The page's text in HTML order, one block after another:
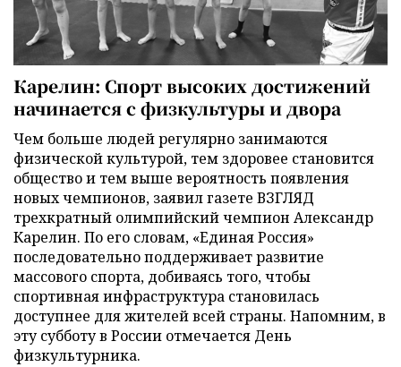
Карелин: Спорт высоких достижений
начинается с физкультуры и двора
Чем больше людей регулярно занимаются
физической культурой, тем здоровее становится
общество и тем выше вероятность появления
новых чемпионов, заявил газете ВЗГЛЯД
трехкратный олимпийский чемпион Александр
Карелин. По его словам, «Единая Россия»
последовательно поддерживает развитие
массового спорта, добиваясь того, чтобы
спортивная инфраструктура становилась
доступнее для жителей всей страны. Напомним, в
эту субботу в России отмечается День
физкультурника.